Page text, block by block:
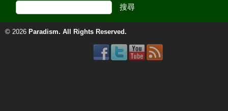
© 2026 Paradism. All Rights Reserved.